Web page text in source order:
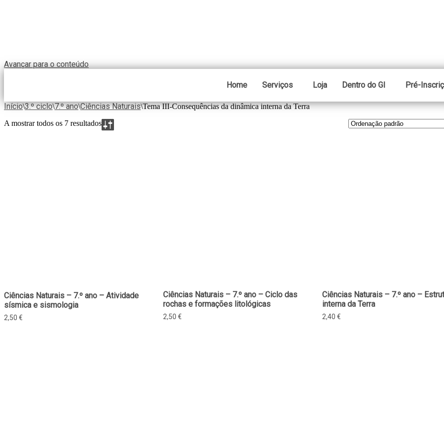
Avançar para o conteúdo
Home Serviços Loja Dentro do GI Pré-
Início\3.º ciclo\7.º ano\Ciências Naturais\Tema III-Consequências da dinâmica interna da Terra
A mostrar todos os 7 resultados
Ciências Naturais – 7.º ano – Atividade
sísmica e sismologia
2,50 €
Ciências Naturais – 7.º ano – Ciclo das
rochas e formações litológicas
2,50€
Ciências Naturais – 7.º ano –
interna da Terra
2,40€